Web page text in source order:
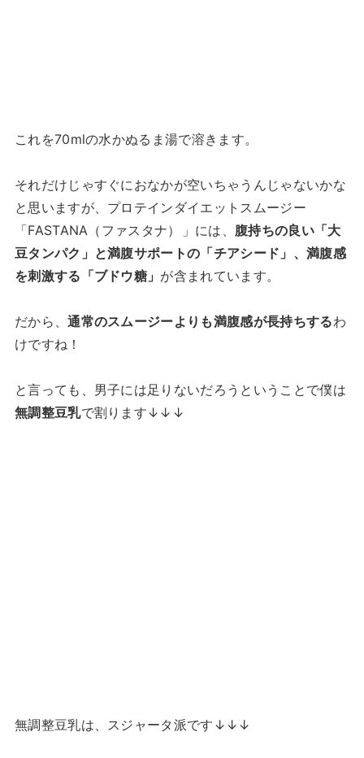
これを70mlの水かぬるま湯で溶きます。
それだけじゃすぐにおなかが空いちゃうんじゃないかな
と思いますが、プロテインダイエットスムージー
「FASTANA（ファスタナ）
」には、 腹持ちの良い「大
豆タンパク」と満腹サポートの「チアシード」、満腹感
を刺激する「ブドウ糖」 が含まれています。
だから、通常のスムージーよりも満腹感が長持ちするわ
けですね！
と言っても、男子には足りないだろうということで僕は
無調整豆乳で割ります↓↓↓
無調整豆乳は、スジャータ派です↓↓↓